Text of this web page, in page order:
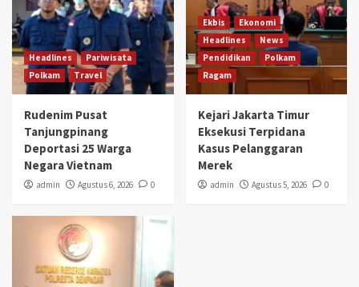
Headlines
Pariwisata
Polkam
Travel
Rudenim Pusat
Tanjungpinang
Deportasi 25 Warga
Negara Vietnam
admin Agustus 6, 2026 0
Ekbis
Ekonomi
Headlines
News
Pendidikan
Polkam
Ragam
Kejari Jakarta Timur
Eksekusi Terpidana
Kasus Pelanggaran
Merek
admin Agustus 5, 2026 0